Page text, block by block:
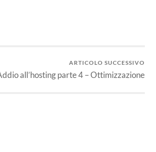
ARTICOLO SUCCESSIVO
all’hosting parte 4 – Ottimizzazione